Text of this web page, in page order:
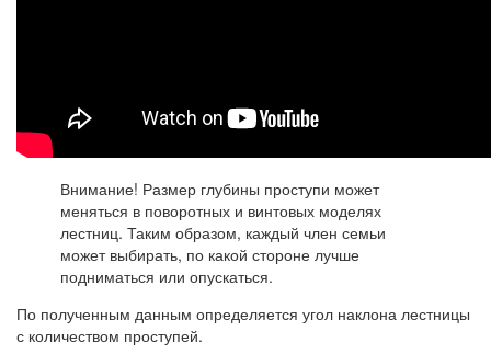
Внимание! Размер глубины проступи может
меняться в поворотных и винтовых моделях
лестниц. Таким образом, каждый член семьи
может выбирать, по какой стороне лучше
подниматься или опускаться.
По полученным данным определяется угол наклона лестницы
с количеством проступей.